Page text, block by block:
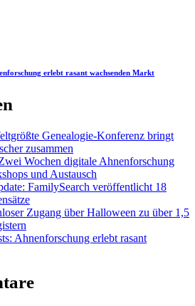
erlebt rasant wachsenden Markt
Genealogie-Konferenz bringt
zusammen
Wochen digitale Ahnenforschung
und Austausch
FamilySearch veröffentlicht 18
Zugang über Halloween zu über 1,5
Ahnenforschung erlebt rasant